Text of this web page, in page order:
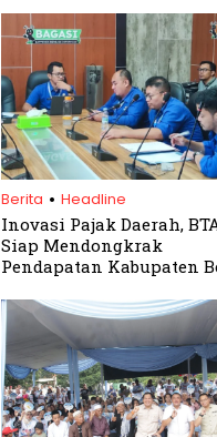
Berita . Headline
Inovasi Pajak Daerah,
Siap Mendongkrak
Pendapatan Kabupaten